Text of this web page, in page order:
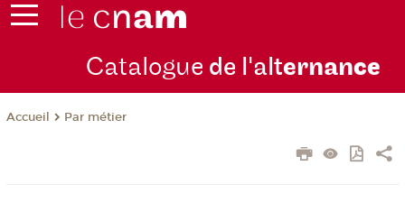
Catalogue de l'alternance
Accueil Par métier